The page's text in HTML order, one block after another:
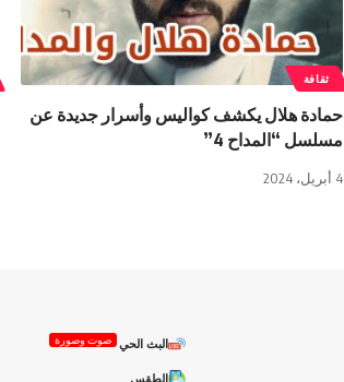
ثقافة
حمادة هلال يكشف كواليس وأسرار جديدة عن
مسلسل “المداح 4”
4 أبريل، 2024
البث الحي صوت وصورة
الطقس